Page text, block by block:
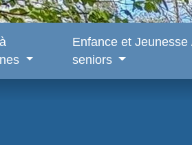
Enfance et
seniors